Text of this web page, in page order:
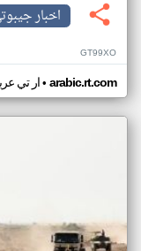
اخبار
GT99XO
ار تي• arabic.rt.com